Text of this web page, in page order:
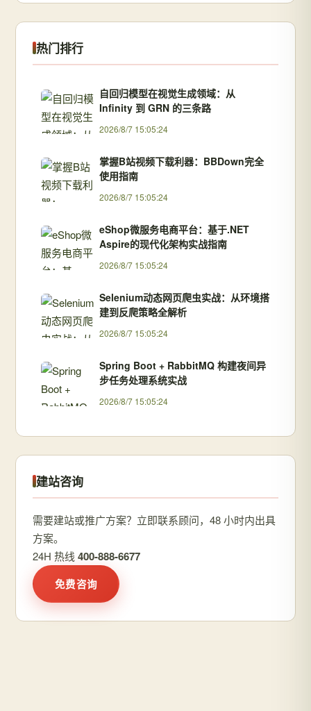
热门排行
自回归模型在视觉生成领域：从
Infinity 到 GRN 的三条路
2026/8/7 15:05:24
掌握B站视频下载利器：BBDown完全
使用指南
2026/8/7 15:05:24
eShop微服务电商平台：基于.NET
Aspire的现代化架构实战指南
2026/8/7 15:05:24
Selenium动态网页爬虫实战：从环境搭
建到反爬策略全解析
2026/8/7 15:05:24
Spring Boot + RabbitMQ 构建夜间异
步任务处理系统实战
2026/8/7 15:05:24
建站咨询
需要建站或推广方案？立即联系顾问，48 小时内出具
方案。
24H 热线 400-888-6677
免费咨询